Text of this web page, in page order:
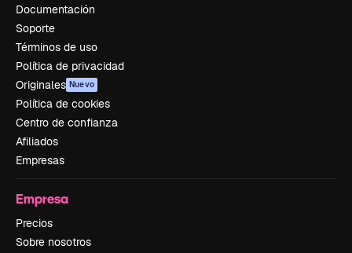
Documentación
Soporte
Términos de uso
Política de privacidad
Originales Nuevo
Política de cookies
Centro de confianza
Afiliados
Empresas
Empresa
Precios
Sobre nosotros